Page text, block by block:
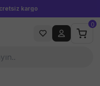
aynı gün kargoda!
0